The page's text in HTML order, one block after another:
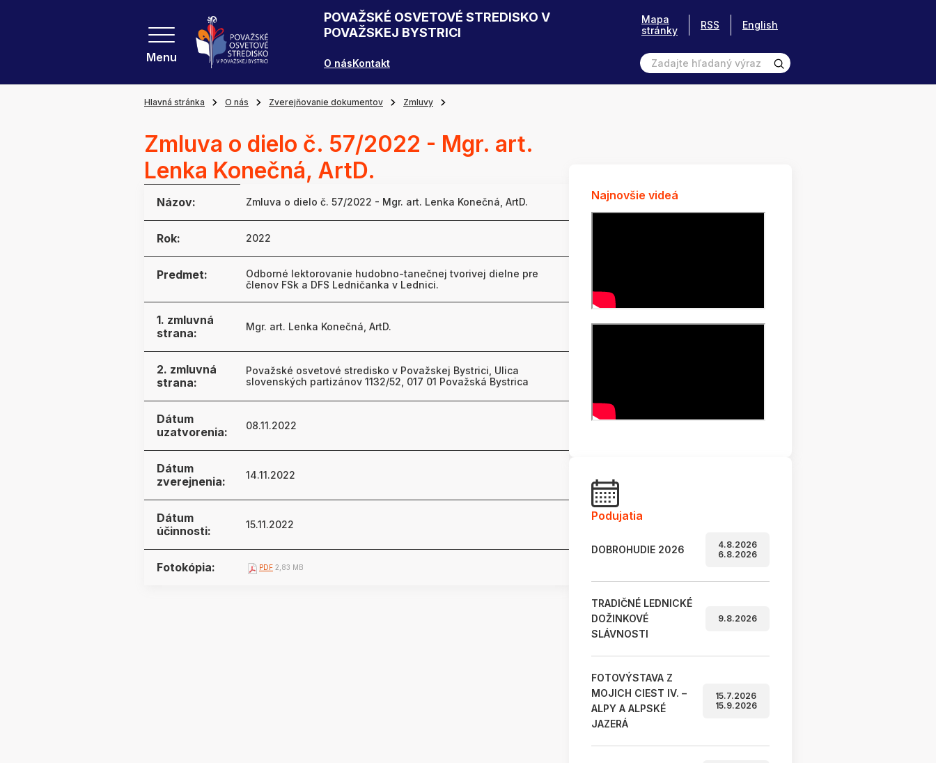
Menu
POVAŽSKÉ OSVETOVÉ STREDISKO V
POVAŽSKEJ BYSTRICI
O násKontakt
Mapa
stránky
RSS English
Hlavná stránka O nás Zverejňovanie dokumentov Zmluvy
Zmluva o dielo č. 57/2022 - Mgr. art.
Lenka Konečná, ArtD.
Názov: Zmluva o dielo č. 57/2022 - Mgr. art. Lenka Konečná, ArtD.
Rok: 2022
Predmet:
Odborné lektorovanie hudobno-tanečnej tvorivej dielne pre
členov FSk a DFS Ledničanka v Lednici.
1. zmluvná
strana:
Mgr. art. Lenka Konečná, ArtD.
2. zmluvná
strana:
Považské osvetové stredisko v Považskej Bystrici, Ulica
slovenských partizánov 1132/52, 017 01 Považská Bystrica
Dátum
uzatvorenia:
08.11.2022
Dátum
zverejnenia:
14.11.2022
Dátum
účinnosti:
15.11.2022
Fotokópia: PDF 2,83 MB
Najnovšie videá
Podujatia
DOBROHUDIE 2026
4.8.2026
6.8.2026
TRADIČNÉ LEDNICKÉ
DOŽINKOVÉ
SLÁVNOSTI
9.8.2026
FOTOVÝSTAVA Z
MOJICH CIEST IV. –
ALPY A ALPSKÉ
JAZERÁ
15.7.2026
15.9.2026